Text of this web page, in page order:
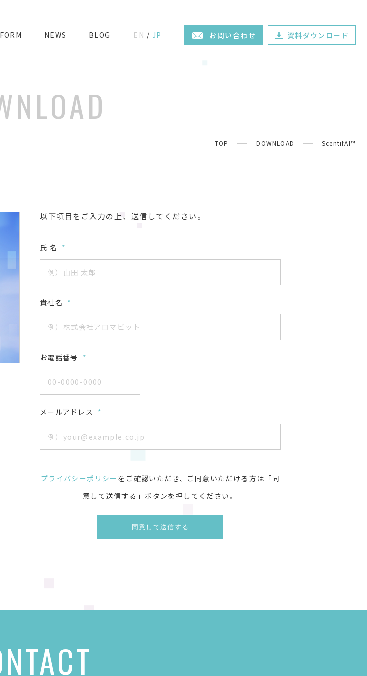
NEWS BLOG EN JP お問い合わせ 資料ダウンロード
TOP DOWNLOAD ScentifAI™️
以下項目をご入力の上、送信してください。
氏 名 *
貴社名 *
お電話番号 *
メールアドレス *
プライバシーポリシー をご確認いただき、ご同意いただける方は「同
意して送信する」ボタンを押してください。